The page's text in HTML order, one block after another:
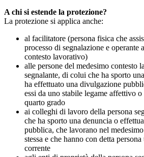
A chi si estende la protezione?
La protezione si applica anche:
al facilitatore (persona fisica che
processo di segnalazione e operante
contesto lavorativo)
alle persone del medesimo contesto
segnalante, di colui che ha sporto
ha effettuato una divulgazione
essi da uno stabile legame affettivo
quarto grado
ai colleghi di lavoro della persona
che ha sporto una denuncia o
pubblica, che lavorano nel
stessa e che hanno con detta
corrente